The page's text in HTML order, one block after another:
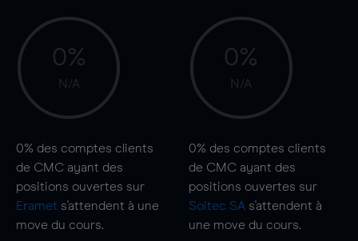
0%
N/A
0% des comptes clients
de CMC ayant des
positions ouvertes sur
Eramet s'attendent à une
move du cours.
0%
N/A
0% des comptes clients
de CMC ayant des
positions ouvertes sur
Soitec SA s'attendent à
une move du cours.